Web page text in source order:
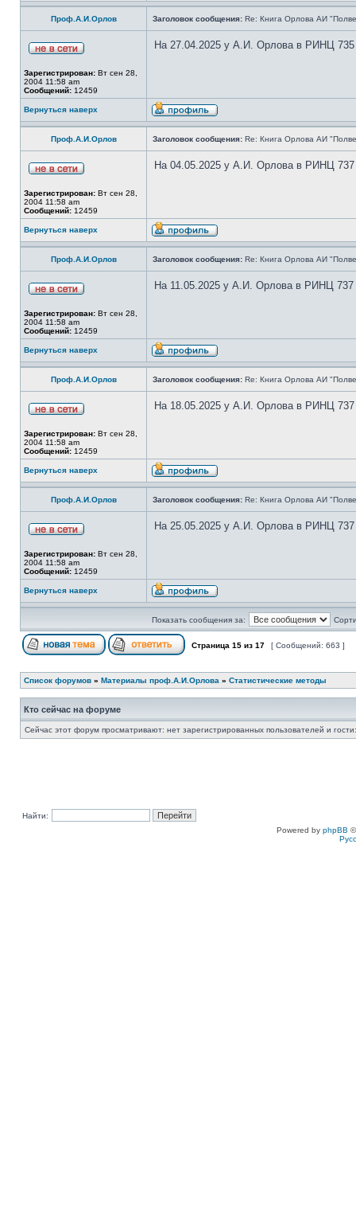
Проф.А.И.Орлов Заголовок сообщения: Re: Книга Орлова АИ
Зарегистрирован: Вт сен 28,
2004 11:58 am
Сообщений: 12459
На 27.04.2025 у А.И. Орлова в РИНЦ 735
Вернуться наверх
Проф.А.И.Орлов Заголовок сообщения: Re: Книга Орлова АИ
Зарегистрирован: Вт сен 28,
2004 11:58 am
Сообщений: 12459
На 04.05.2025 у А.И. Орлова в РИНЦ 737
Вернуться наверх
Проф.А.И.Орлов Заголовок сообщения: Re: Книга Орлова АИ
Зарегистрирован: Вт сен 28,
2004 11:58 am
Сообщений: 12459
На 11.05.2025 у А.И. Орлова в РИНЦ 737
Вернуться наверх
Проф.А.И.Орлов Заголовок сообщения: Re: Книга Орлова АИ
Зарегистрирован: Вт сен 28,
2004 11:58 am
Сообщений: 12459
На 18.05.2025 у А.И. Орлова в РИНЦ 737
Вернуться наверх
Проф.А.И.Орлов Заголовок сообщения: Re: Книга Орлова АИ
Зарегистрирован: Вт сен 28,
2004 11:58 am
Сообщений: 12459
На 25.05.2025 у А.И. Орлова в РИНЦ 737
Вернуться наверх
Показать сообщения за:
Страница 15 из 17 [ Сообщений: 663 ]
Список форумов » Материалы проф.А.И.Орлова » Статистические методы
Кто сейчас на форуме
Сейчас этот форум просматривают: нет зарегистрированных пользователей и
Найти:
Powered by phpBB